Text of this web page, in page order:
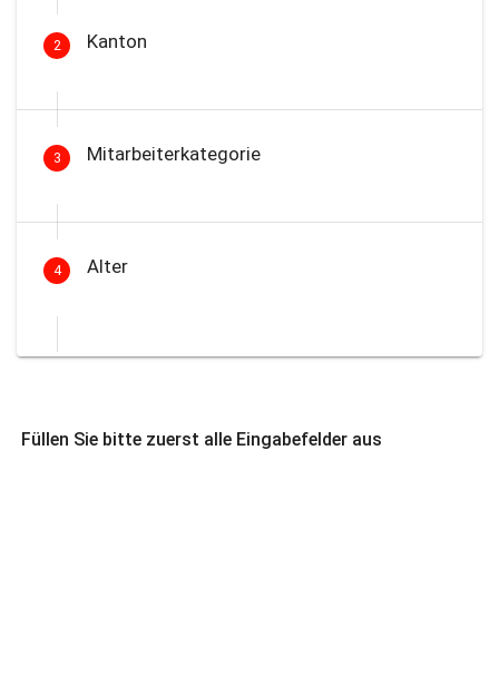
2 Kanton
3 Mitarbeiterkategorie
4 Alter
Füllen Sie bitte zuerst alle Eingabefelder aus